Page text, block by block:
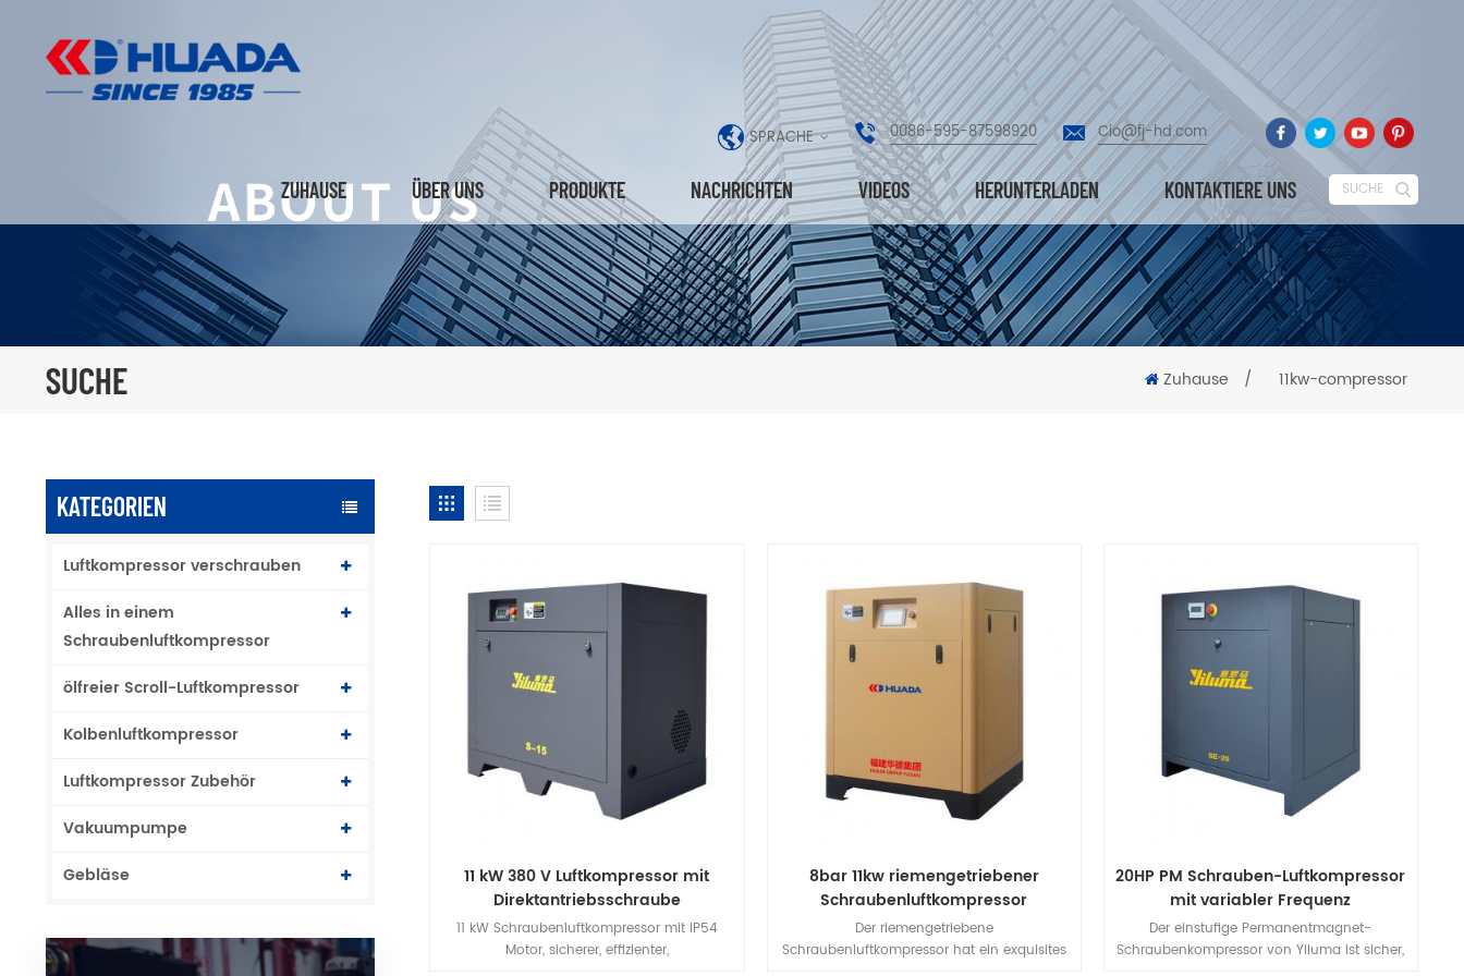
SPRACHE 0086-595-87598920 Cio@fj-hd.com
ZUHAUSE ÜBER UNS PRODUKTE NACHRICHTEN VIDEOS HERUNTERLADEN KONTAKTIERE UNS SUCHE
SUCHE Zuhause / 11kw-compressor
KATEGORIEN
Luftkompressor verschrauben
Alles in einem
Schraubenluftkompressor
ölfreier Scroll-Luftkompressor
Kolbenluftkompressor
Luftkompressor Zubehör
Vakuumpumpe
Gebläse
11 kW 380 V Luftkompressor mit
Direktantriebsschraube
11 kW Schraubenluftkompressor mit IP54
Motor, sicherer, effizienter,
8bar 11kw riemengetriebener
Schraubenluftkompressor
Der riemengetriebene
Schraubenluftkompressor hat ein exquisites
20HP PM Schrauben-Luftkompressor
mit variabler Frequenz
Der einstufige Permanentmagnet-
Schraubenkompressor von Yiluma ist sicher,